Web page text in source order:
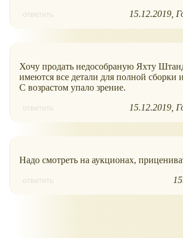
ответить 15.12.2019
Хочу продать недособраную Яхту
имеются все детали для полной сборки
С возрастом упало зрение.
ответить 15.12.2019
Надо смотреть на аукционах,
ответить